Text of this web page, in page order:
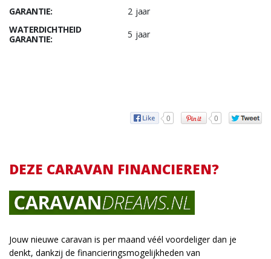
GARANTIE:
2 jaar
WATERDICHTHEID
GARANTIE:
5 jaar
0 0
DEZE CARAVAN FINANCIEREN?
Jouw nieuwe caravan is per maand véél voordeliger dan je
denkt, dankzij de financieringsmogelijkheden van